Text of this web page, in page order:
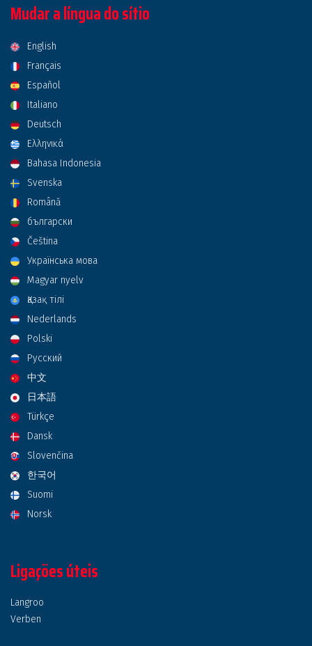
Mudar a língua do sítio
English
Français
Español
Italiano
Deutsch
Ελληνικά
Bahasa Indonesia
Svenska
Română
български
Čeština
Українська мова
Magyar nyelv
Қазақ тілі
Nederlands
Polski
Русский
中文
日本語
Türkçe
Dansk
Slovenčina
한국어
Suomi
Norsk
Ligações úteis
Langroo
Verben